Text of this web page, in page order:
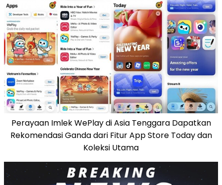
Perayaan Imlek WePlay di Asia Tenggara Dapatkan
Rekomendasi Ganda dari Fitur App Store Today dan
Koleksi Utama